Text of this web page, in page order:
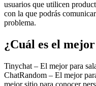
usuarios que utilicen
con la que podrás
problema.
¿Cuál es el
Tinychat – El mejor para
ChatRandom – El mejor
mejor sitio para conocer